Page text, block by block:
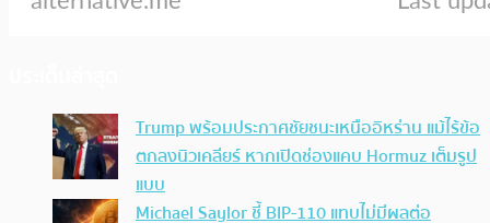
Trump พร้อมประกาศชัยชนะเหนืออิหร่าน แม้ไร้ข้อ
ตกลงนิวเคลียร์ หากเปิดช่องแคบ Hormuz เต็มรูป
แบบ
Michael Saylor ชี้ BIP-110 แทบไม่มีผลต่อ